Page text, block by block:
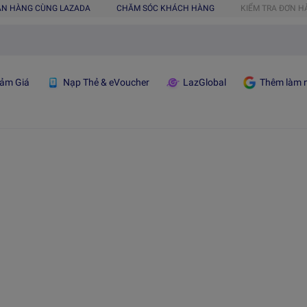
HÀNG CÙNG LAZADA CHĂM SÓC KHÁCH HÀNG KIỂM TRA ĐƠN
Giá Nạp Thẻ & eVoucher LazGlobal Thêm làm